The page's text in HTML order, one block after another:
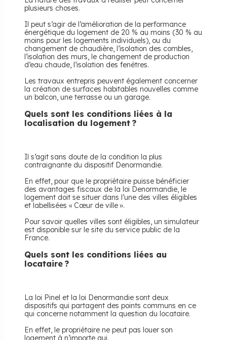
plusieurs choses.
Il peut s’agir de l’amélioration de la performance
énergétique du logement de 20 % au moins (30 % au
moins pour les logements individuels), ou du
changement de chaudière, l’isolation des combles,
l’isolation des murs, le changement de production
d’eau chaude, l’isolation des fenêtres.
Les travaux entrepris peuvent également concerner
la création de surfaces habitables nouvelles comme
un balcon, une terrasse ou un garage.
Quels sont les conditions liées à la
localisation du logement ?
Il s’agit sans doute de la condition la plus
contraignante du dispositif Denormandie.
En effet, pour que le propriétaire puisse bénéficier
des avantages fiscaux de la loi Denormandie, le
logement doit se situer dans l’une des villes éligibles
et labellisées « Cœur de ville ».
Pour savoir quelles villes sont éligibles, un simulateur
est disponible sur le site du service public de la
France.
Quels sont les conditions liées au
locataire ?
La loi Pinel et la loi Denormandie sont deux
dispositifs qui partagent des points communs en ce
qui concerne notamment la question du locataire.
En effet, le propriétaire ne peut pas louer son
logement à n’importe qui.